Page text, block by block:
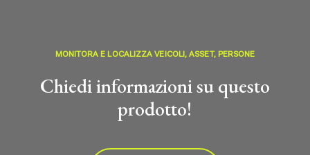
MONITORA E LOCALIZZA VEICOLI, ASSET, PERSONE
Chiedi informazioni su questo
prodotto!